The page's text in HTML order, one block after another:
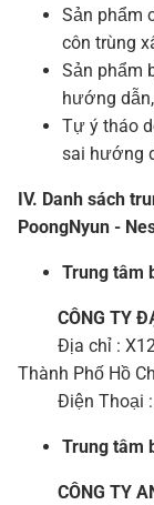
Sản phẩm
côn trùng
Sản phẩm
hướng
Tự ý tháo
sai hướng
IV. Danh sách
PoongNyun -
Trung tâm
CÔNG TY
Địa chỉ : X12G
Thành Phố Hồ
Điện Thoại :
Trung tâm
CÔNG TY